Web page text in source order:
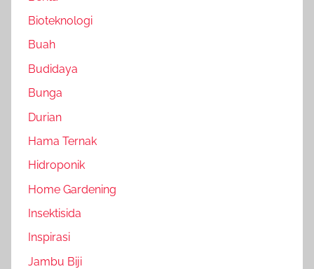
Bioteknologi
Buah
Budidaya
Bunga
Durian
Hama Ternak
Hidroponik
Home Gardening
Insektisida
Inspirasi
Jambu Biji